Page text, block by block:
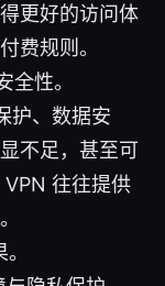
更好的访问体
费规则。
性。
护、数据安
不足，甚至可
往往提供